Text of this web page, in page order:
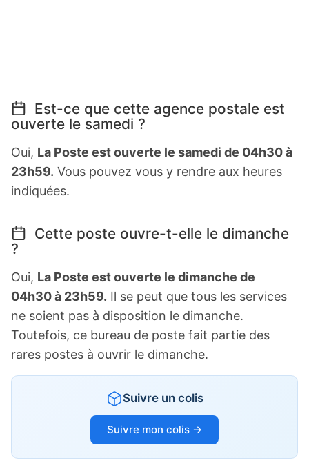
Est-ce que cette agence postale est
ouverte le samedi ?
Oui, La Poste est ouverte le samedi de 04h30 à
23h59. Vous pouvez vous y rendre aux heures
indiquées.
Cette poste ouvre-t-elle le dimanche
?
Oui, La Poste est ouverte le dimanche de
04h30 à 23h59. Il se peut que tous les services
ne soient pas à disposition le dimanche.
Toutefois, ce bureau de poste fait partie des
rares postes à ouvrir le dimanche.
Suivre un colis
Suivre mon colis →